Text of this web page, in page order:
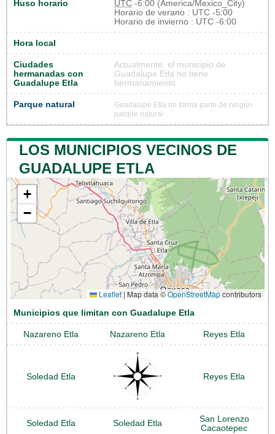
Huso horario UTC -6:00 (America/Mexico_City)
Horario de verano : UTC -5:00
Horario de invierno : UTC -6:00
Hora local
Ciudades
hermanadas con
Guadalupe Etla
Actualmente, el municipio de
Guadalupe Etla no tiene
hermanamiento
Parque natural
Guadalupe Etla no forma parte de ningún
parque natural
LOS MUNICIPIOS VECINOS DE
GUADALUPE ETLA
+
−
Leaflet |Map data ©OpenStreetMapcontributors
Municipios que limitan con Guadalupe Etla
Nazareno Etla Nazareno Etla Reyes Etla
Soledad Etla Reyes Etla
Soledad Etla Soledad Etla
San Lorenzo
Cacaotepec